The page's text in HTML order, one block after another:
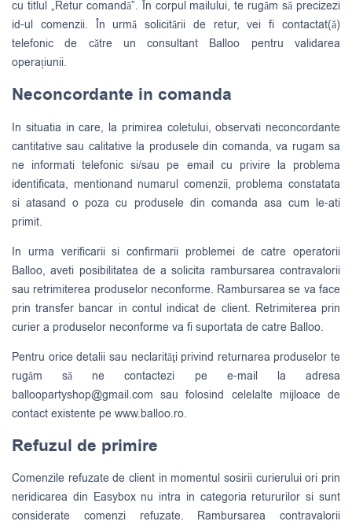
cu titlul „Retur comandă”. În corpul mailului, te rugăm să precizezi
id-ul comenzii. În urmă solicitării de retur, vei fi contactat(ă)
telefonic de către un consultant Balloo pentru validarea
operațiunii.
Neconcordante in comanda
In situatia in care, la primirea coletului, observati neconcordante
cantitative sau calitative la produsele din comanda, va rugam sa
ne informati telefonic si/sau pe email cu privire la problema
identificata, mentionand numarul comenzii, problema constatata
si atasand o poza cu produsele din comanda asa cum le-ati
primit.
In urma verificarii si confirmarii problemei de catre operatorii
Balloo, aveti posibilitatea de a solicita rambursarea contravalorii
sau retrimiterea produselor neconforme. Rambursarea se va face
prin transfer bancar in contul indicat de client. Retrimiterea prin
curier a produselor neconforme va fi suportata de catre Balloo.
Pentru orice detalii sau neclarităţi privind returnarea produselor te
rugăm să ne contactezi pe e-mail la adresa
balloopartyshop@gmail.com sau folosind celelalte mijloace de
contact existente pe www.balloo.ro.
Refuzul de primire
Comenzile refuzate de client in momentul sosirii curierului ori prin
neridicarea din Easybox nu intra in categoria retururilor si sunt
considerate comenzi refuzate. Rambursarea contravalorii